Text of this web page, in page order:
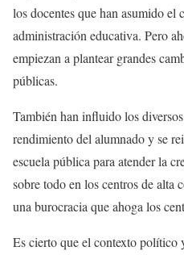
los docentes que han asumido el
administración educativa. Pero
empiezan a plantear grandes
públicas.
También han influido los
rendimiento del alumnado y se
escuela pública para atender la
sobre todo en los centros de
una burocracia que ahoga los
Es cierto que el contexto político